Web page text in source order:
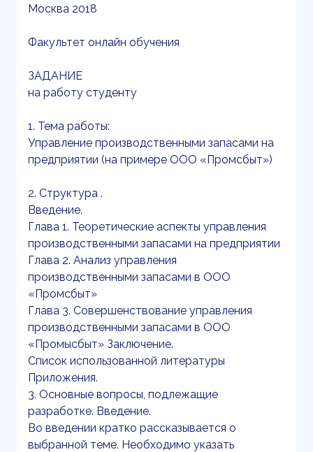
Москва 2018
Факультет онлайн обучения
ЗАДАНИЕ
на работу студенту
1. Тема работы:
Управление производственными запасами на
предприятии (на примере ООО «Промсбыт»)
2. Структура .
Введение.
Глава 1. Теоретические аспекты управления
производственными запасами на предприятии
Глава 2. Анализ управления
производственными запасами в ООО
«Промсбыт»
Глава 3. Совершенствование управления
производственными запасами в ООО
«Промысбыт» Заключение.
Список использованной литературы
Приложения.
3. Основные вопросы, подлежащие
разработке. Введение.
Во введении кратко рассказывается о
выбранной теме. Необходимо указать